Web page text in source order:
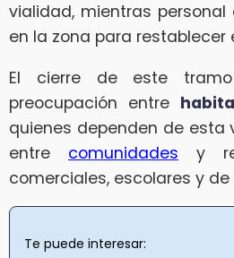
vialidad, mientras
en la zona para restablecer
El cierre de este
preocupación entre
quienes dependen de esta
entre comunidades y
comerciales, escolares y
Te puede interesar: